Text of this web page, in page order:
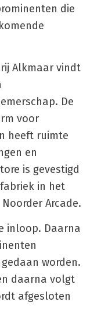
die
Alkmaar vindt
De
voor
heeft ruimte
en
is gevestigd
in het
Arcade.
inloop. Daarna
worden.
daarna volgt
afgesloten